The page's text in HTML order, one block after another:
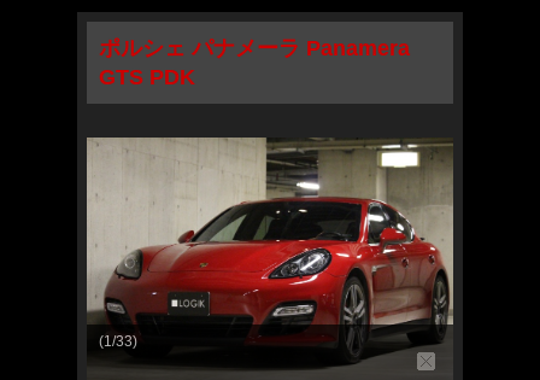
ポルシェ パナメーラ Panamera
GTS PDK
(1/33)